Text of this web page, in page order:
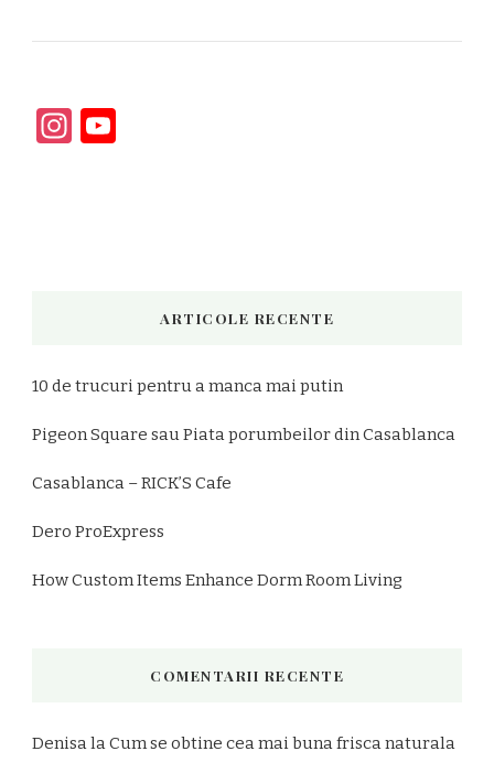
Instagram
ARTICOLE RECENTE
10 de trucuri pentru a manca mai putin
Pigeon Square sau Piata porumbeilor din Casablanca
Casablanca – RICK’S Cafe
Dero ProExpress
How Custom Items Enhance Dorm Room Living
COMENTARII RECENTE
DenisalaCum se obtine cea mai buna frisca naturala